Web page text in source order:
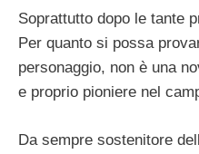
Soprattutto dopo le tante
Per quanto si possa
personaggio, non è una
e proprio pioniere nel
Da sempre sostenitore